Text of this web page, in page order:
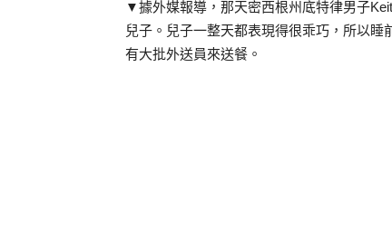
▼據外媒報導，那天密西根州底特律男子
兒子。兒子一整天都表現得很乖巧，所以
有大批外送員來送餐。